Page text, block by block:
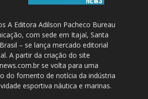
A Editora Adilson Pacheco Bureau
com sede em Itajaí, Santa
– se lança mercado editorial
A partir da criação do site
se volta para uma
do fomento de notícia da indústria
esportiva náutica e marinas.